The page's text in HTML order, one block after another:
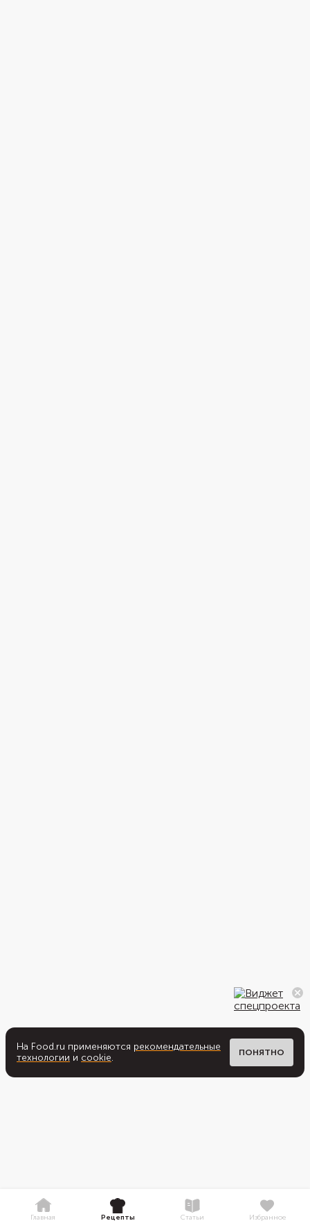
На Food.ru применяются рекомендательные
технологии и cookie. ПОНЯТНО
Главная Рецепты Статьи Избранное